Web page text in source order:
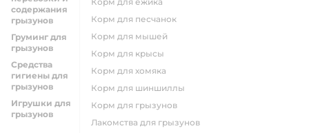
содержания
грызунов
Груминг для
грызунов
Средства
гигиены для
грызунов
Игрушки для
грызунов
корм для песчанок
корм для мышей
корм для крысы
корм для хомяка
корм для шиншиллы
корм для грызунов
лакомства для грызунов